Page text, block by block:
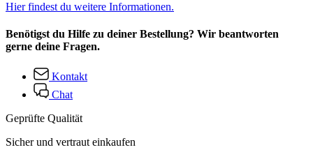
Hier findest du weitere Informationen.
Benötigst du Hilfe zu deiner Bestellung? Wir beantworten
gerne deine Fragen.
Kontakt
Chat
Geprüfte Qualität
Sicher und vertraut einkaufen